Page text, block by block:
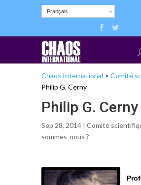
Français
Chaos International > Comité
Philip G. Cerny
Philip G. Cerny
Sep 28, 2014 | Comité
sommes-nous ?